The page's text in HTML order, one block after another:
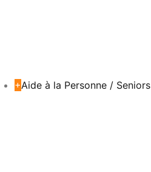
+Aide à la Personne / Seniors